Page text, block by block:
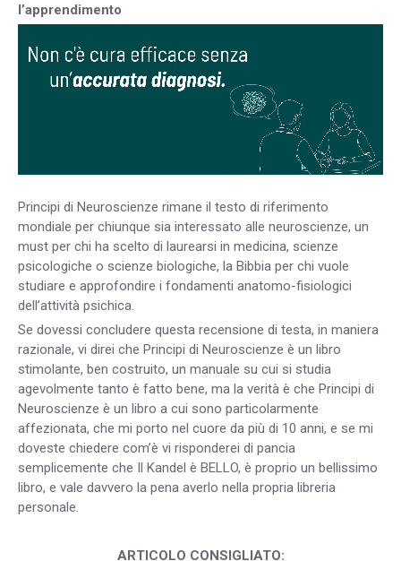
l’apprendimento
Principi di Neuroscienze rimane il testo di riferimento
mondiale per chiunque sia interessato alle neuroscienze, un
must per chi ha scelto di laurearsi in medicina, scienze
psicologiche o scienze biologiche, la Bibbia per chi vuole
studiare e approfondire i fondamenti anatomo-fisiologici
dell’attività psichica.
Se dovessi concludere questa recensione di testa, in maniera
razionale, vi direi che Principi di Neuroscienze è un libro
stimolante, ben costruito, un manuale su cui si studia
agevolmente tanto è fatto bene, ma la verità è che Principi di
Neuroscienze è un libro a cui sono particolarmente
affezionata, che mi porto nel cuore da più di 10 anni, e se mi
doveste chiedere com’è vi risponderei di pancia
semplicemente che Il Kandel è BELLO, è proprio un bellissimo
libro, e vale davvero la pena averlo nella propria libreria
personale.
ARTICOLO CONSIGLIATO: